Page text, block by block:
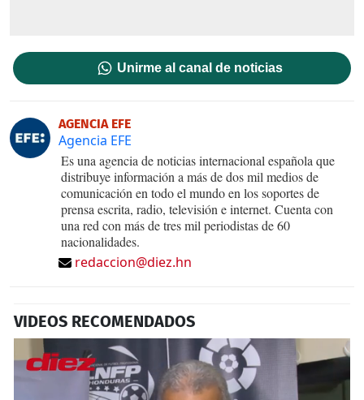
Unirme al canal de noticias
AGENCIA EFE
Agencia EFE
Es una agencia de noticias internacional española que
distribuye información a más de dos mil medios de
comunicación en todo el mundo en los soportes de
prensa escrita, radio, televisión e internet. Cuenta con
una red con más de tres mil periodistas de 60
nacionalidades.
redaccion@diez.hn
VIDEOS RECOMENDADOS